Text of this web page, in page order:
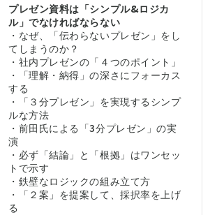
プレゼン資料は「シンプル&ロジカ
ル」でなければならない
・なぜ、「伝わらないプレゼン」をし
てしまうのか？
・社内プレゼンの「４つのポイント」
・「理解・納得」の深さにフォーカス
する
・「３分プレゼン」を実現するシンプ
ルな方法
・前田氏による「3分プレゼン」の実
演
・必ず「結論」と「根拠」はワンセッ
トで示す
・鉄壁なロジックの組み立て方
・「２案」を提案して、採択率を上げ
る